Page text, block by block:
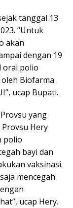
tanggal 13
“Untuk
akan
dengan 19
oral polio
oleh Biofarma
ucap Bupati.
yang
Hery
polio
bayi dan
vaksinasi.
mencegah
ucap Hery.